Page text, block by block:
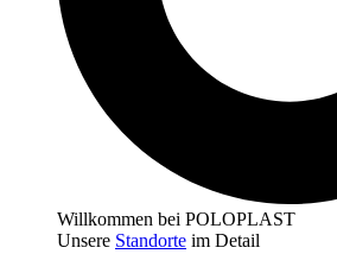
Willkommen bei POLOPLAST
Unsere Standorte im Detail